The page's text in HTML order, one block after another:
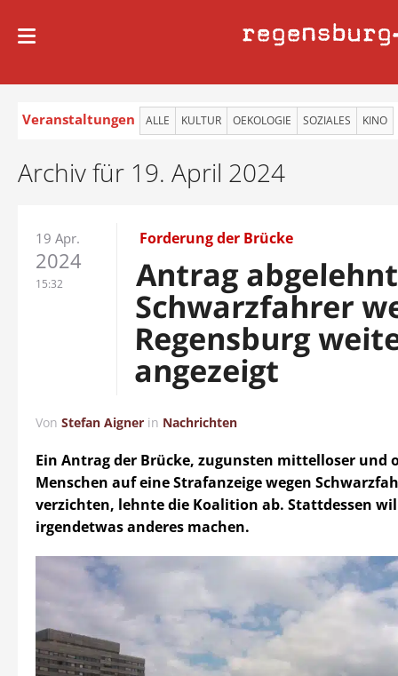
regensburg
Veranstaltungen ALLE KULTUR OEKOLOGIE SOZIALES KINO
Archiv für 19. April 2024
19 Apr.
2024
15:32
Forderung der Brücke
Antrag
Schwarzfahrer
Regensburg
angezeigt
Von Stefan Aigner in Nachrichten
Ein Antrag der Brücke, zugunsten mittelloser und
Menschen auf eine Strafanzeige wegen
verzichten, lehnte die Koalition ab. Stattdessen
irgendetwas anderes machen.